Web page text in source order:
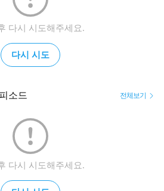
다시 시도해주세요.
다시 시도
소드 전체보기
다시 시도해주세요.